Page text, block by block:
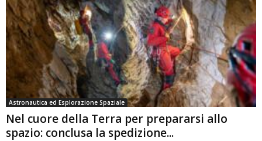
Astronautica ed Esplorazione Spaziale
Nel cuore della Terra per prepararsi allo
spazio: conclusa la spedizione...